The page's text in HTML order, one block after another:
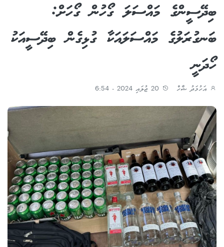
ބިދޭސީންގެ މައްސަލަ ގޯހުން ގޯހަށް:
ބަނގުރަލުގެ މައްސަލައަކާ ގުޅިގެން ބިދޭސީއަކު
ހޯދަނީ
އަހުމަދު ޝާހް